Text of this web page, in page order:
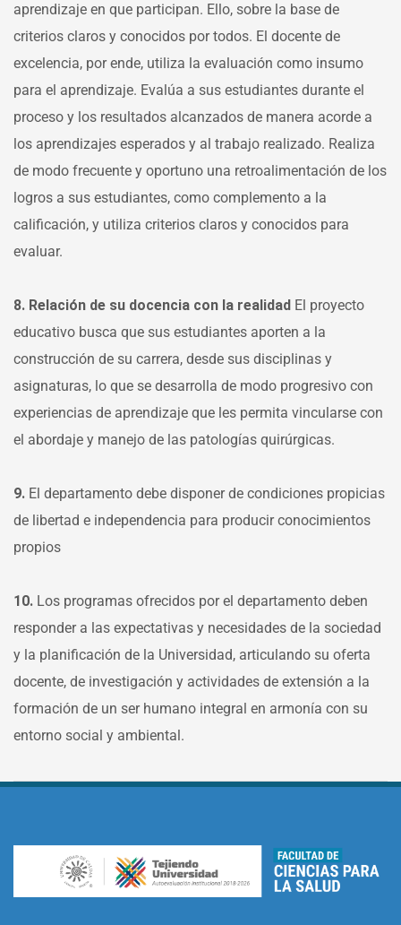
aprendizaje en que participan. Ello, sobre la base de
criterios claros y conocidos por todos. El docente de
excelencia, por ende, utiliza la evaluación como insumo
para el aprendizaje. Evalúa a sus estudiantes durante el
proceso y los resultados alcanzados de manera acorde a
los aprendizajes esperados y al trabajo realizado. Realiza
de modo frecuente y oportuno una retroalimentación de los
logros a sus estudiantes, como complemento a la
calificación, y utiliza criterios claros y conocidos para
evaluar.
8. Relación de su docencia con la realidad El proyecto
educativo busca que sus estudiantes aporten a la
construcción de su carrera, desde sus disciplinas y
asignaturas, lo que se desarrolla de modo progresivo con
experiencias de aprendizaje que les permita vincularse con
el abordaje y manejo de las patologías quirúrgicas.
9. El departamento debe disponer de condiciones propicias
de libertad e independencia para producir conocimientos
propios
10. Los programas ofrecidos por el departamento deben
responder a las expectativas y necesidades de la sociedad
y la planificación de la Universidad, articulando su oferta
docente, de investigación y actividades de extensión a la
formación de un ser humano integral en armonía con su
entorno social y ambiental.